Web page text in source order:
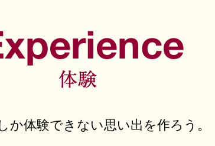
か体験できない思い出を作ろう。